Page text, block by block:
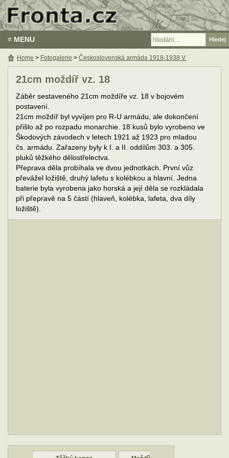
≡ MENU
21cm moždíř vz. 18
Záběr sestaveného 21cm moždíře vz. 18 v bojovém
postavení.
21cm moždíř byl vyvíjen pro R-U armádu, ale dokončení
přišlo až po rozpadu monarchie. 18 kusů bylo vyrobeno ve
Škodových závodech v letech 1921 až 1923 pro mladou
čs. armádu. Zařazeny byly k I. a II. oddílům 303. a 305.
pluků těžkého dělostřelectva.
Přeprava děla probíhala ve dvou jednotkách. První vůz
převážel ložiště, druhý lafetu s kolébkou a hlavní. Jedna
baterie byla vyrobena jako horská a její děla se rozkládala
při přepravě na 5 částí (hlaveň, kolébka, lafeta, dva díly
ložiště).
Home > Fotogalerie > Československá armáda 1918-1938 V.